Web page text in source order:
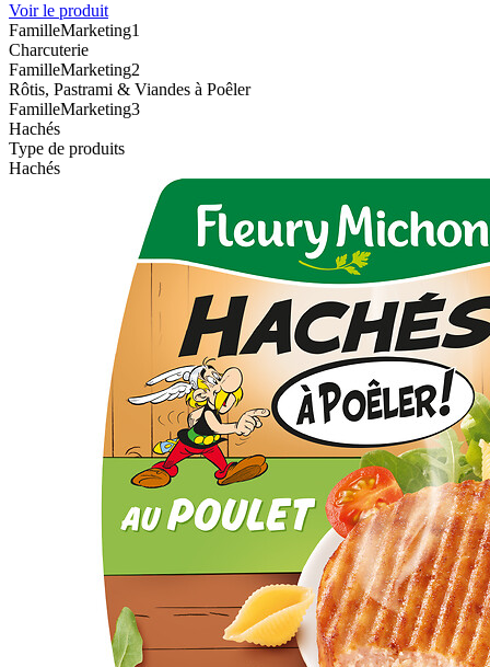
Voir le produit
FamilleMarketing1
Charcuterie
FamilleMarketing2
Rôtis, Pastrami & Viandes à Poêler
FamilleMarketing3
Hachés
Type de produits
Hachés